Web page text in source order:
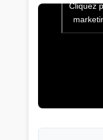
Cliquez